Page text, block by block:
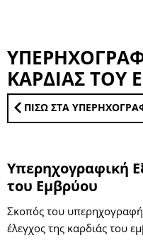
ΚΑΡΔΙΑΣ ΤΟΥ
ΠΙΣΩ ΣΤΑ
Υπερηχογραφική
του Εμβρύου
Σκοπός του
έλεγχος της καρδιάς του